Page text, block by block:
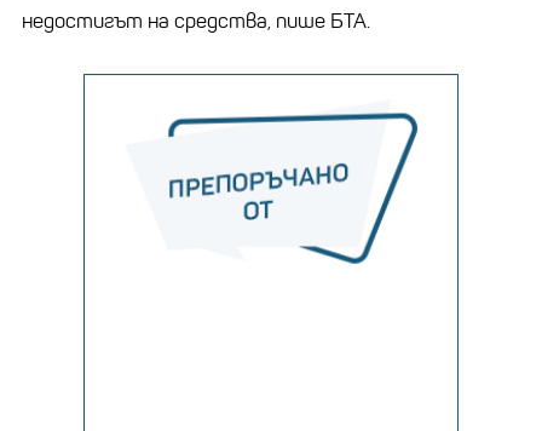
недостигът на средства, пише БТА.